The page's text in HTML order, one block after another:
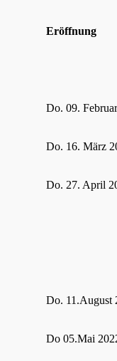
Eröffnung
Do. 09.
Do. 16. März
Do. 27. April
Do. 11.August
Do 05.Mai